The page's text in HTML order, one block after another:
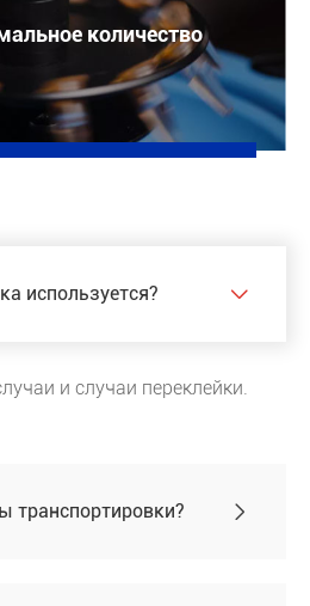
количество
машины.
используется? 
и случаи переклейки.
транспортировки? 